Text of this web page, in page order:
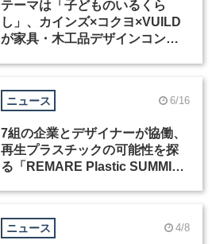
テーマは「子どものいるくら
し」、カインズ×コクヨ×VUILD
が家具・木工品デザインコンペ
ニュース 6/16
7組の企業とデザイナーが協働、
再生プラスチックの可能性を探
る「REMARE Plastic SUMMIT
ニュース 4/8